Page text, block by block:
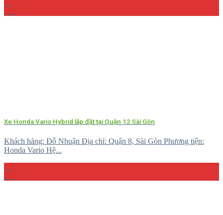
Xe Honda Vario Hybrid lắp đặt tại Quận 12 Sài Gòn
Khách hàng: Đỗ Nhuận Địa chỉ: Quận 8, Sài Gòn Phương tiện:
Honda Vario Hệ...